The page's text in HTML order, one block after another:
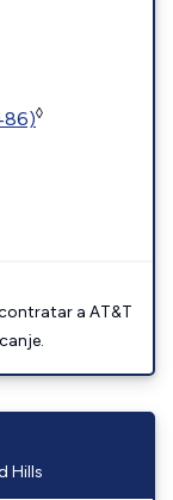
◊
a AT&T
Hills